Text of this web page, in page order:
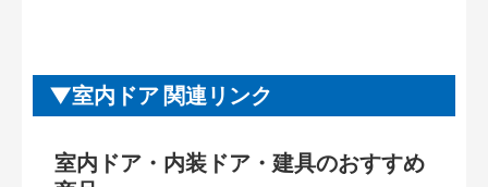
室内ドア 関連リンク
室内ドア・内装ドア・建具のおすすめ